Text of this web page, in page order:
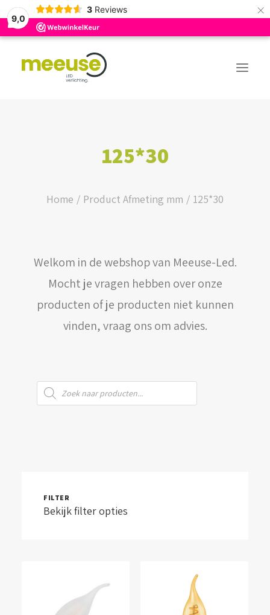
9,0
3 Reviews ×
BUDGET ASSORTIMENT
WEBSHOP
LOGIN / REGISTER
WINKELWAGEN
125*30
Home Product Afmeting mm 125*30
Welkom in de webshop van Meeuse-Led.
Mocht je vragen hebben over onze
producten of je producten niet kunnen
vinden, vraag ons om advies.
Producten
zoeken
FILTER
Bekijk filter opties